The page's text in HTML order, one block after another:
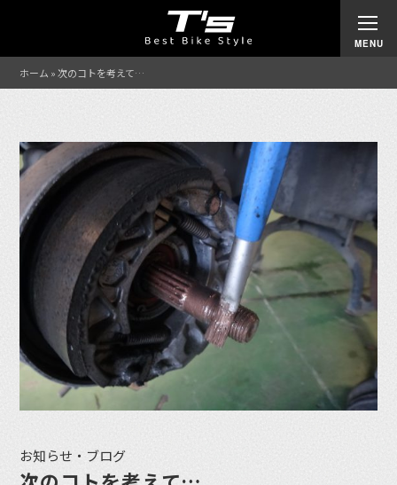
ホーム »次のコトを考えて…
お知らせ・ブログ